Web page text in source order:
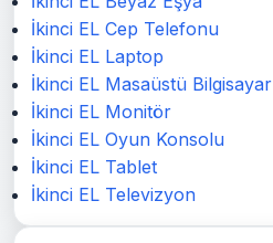
İkinci EL Cep Telefonu
İkinci EL Laptop
İkinci EL Masaüstü Bilgisayar
İkinci EL Monitör
İkinci EL Oyun Konsolu
İkinci EL Tablet
İkinci EL Televizyon